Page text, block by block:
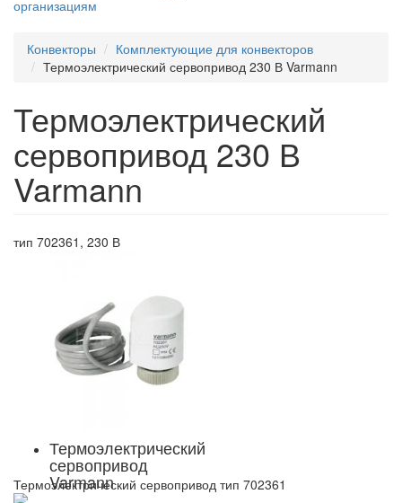
Конвекторы
Комплектующие для конвекторов
Термоэлектрический сервопривод 230 В Varmann
Термоэлектрический
сервопривод 230 В
Varmann
тип 702361, 230 В
Термоэлектрический
сервопривод
Varmann
Термоэлектрический сервопривод тип 702361